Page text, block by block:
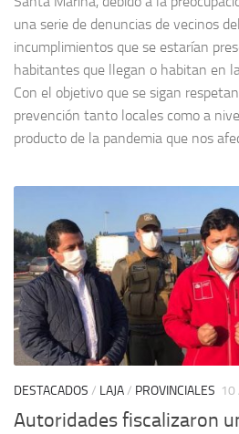
una serie de denuncias de vecinos
incumplimientos que se estarían
habitantes que llegan o habitan en
Con el objetivo que se sigan
prevención tanto locales como a
producto de la pandemia que nos
DESTACADOS / LAJA/ PROVINCIALES 10
Autoridades fiscalizaron